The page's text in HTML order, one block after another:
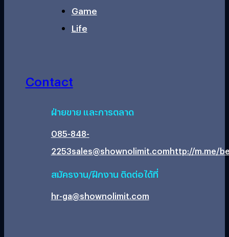
Game
Life
Contact
ฝ่ายขาย และการตลาด
085-848-
2253sales@shownolimit.comhttp://m.me/
สมัครงาน/ฝึกงาน ติดต่อได้ที่
hr-ga@shownolimit.com